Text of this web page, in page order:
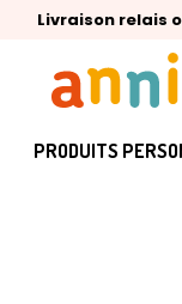
Livraison relais
🥇Palmarès Capital
⭐⭐⭐⭐⭐4,6/5(24
PRODUITS